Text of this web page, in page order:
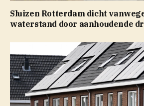
Sluizen Rotterdam dicht
waterstand door aanhoudende